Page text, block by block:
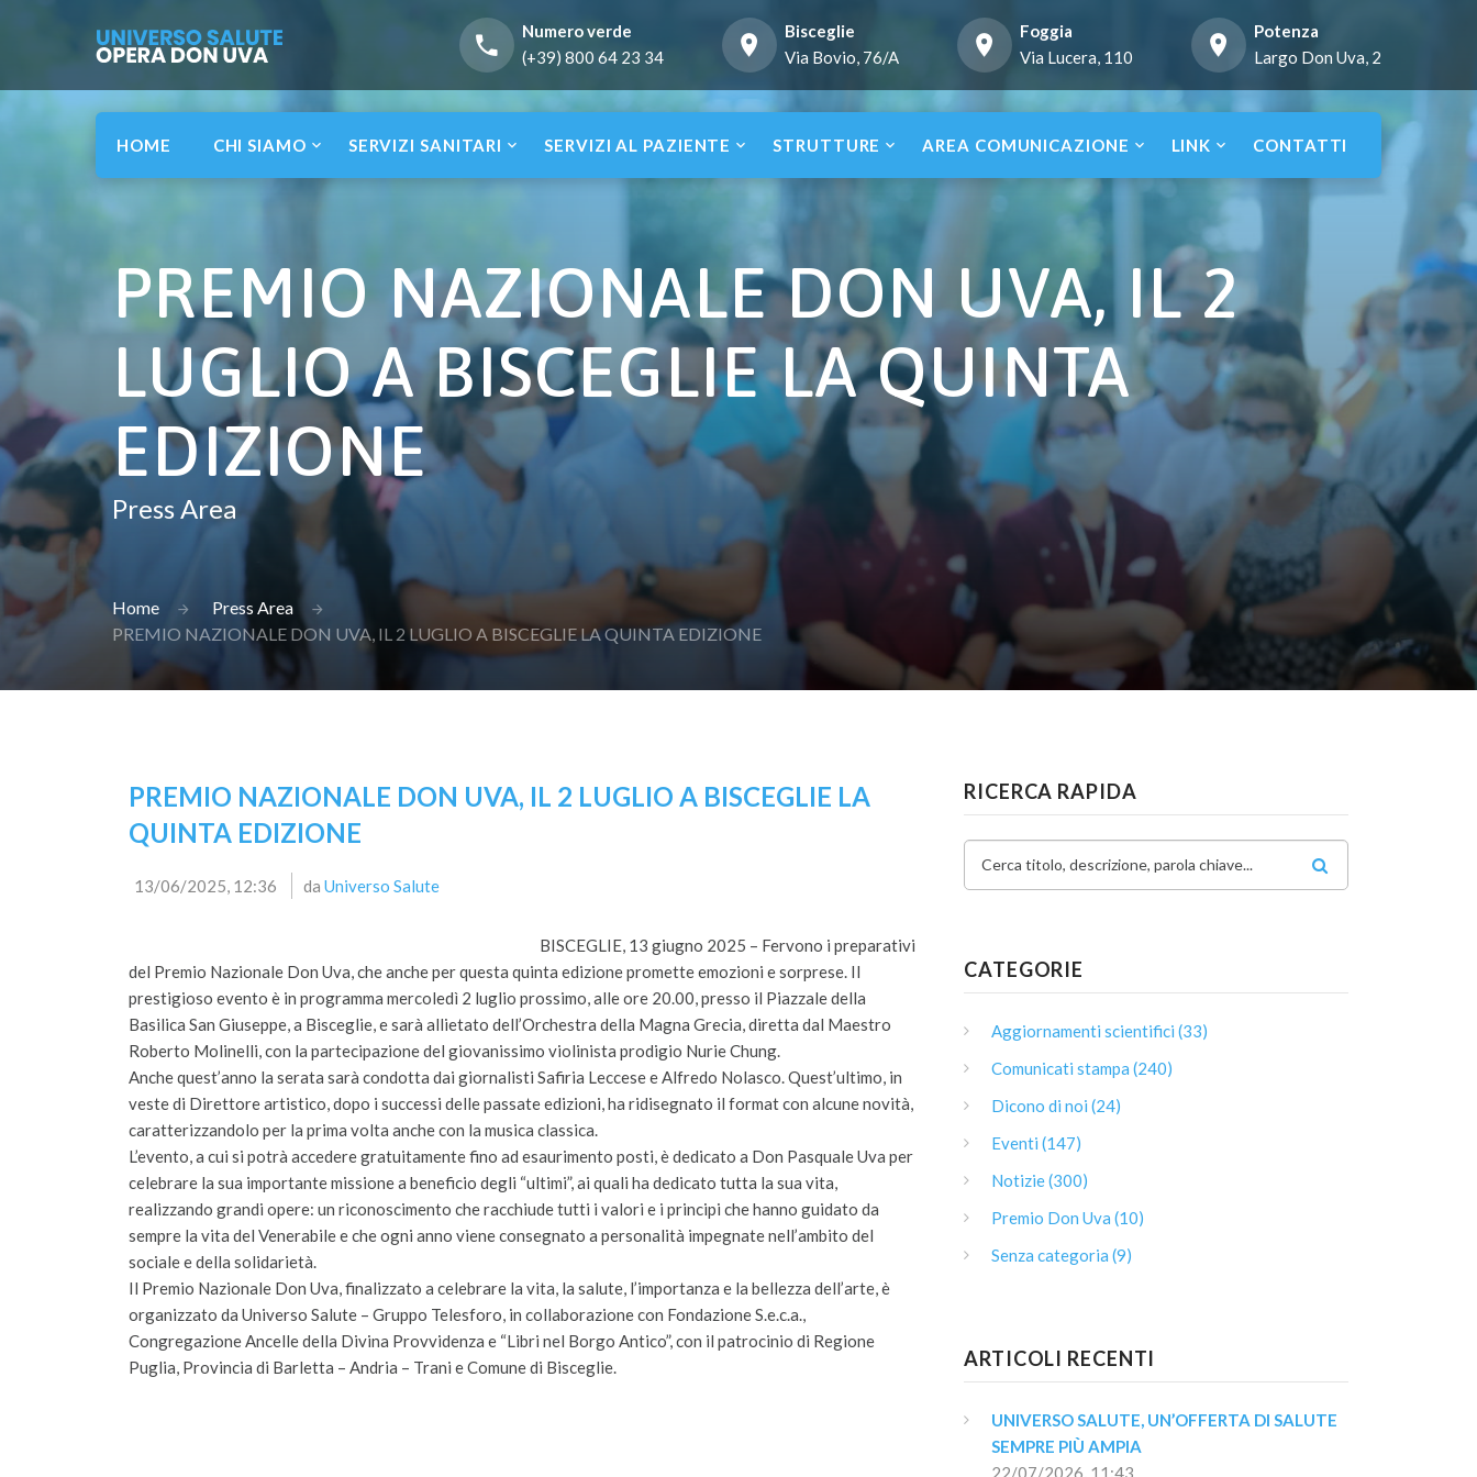
Numero verde
(+39) 800 64 23 34
Bisceglie
Via Bovio, 76/A
Foggia
Via Lucera, 110
Potenza
Largo Don Uva, 2
HOME CHI SIAMO SERVIZI SANITARI SERVIZI AL PAZIENTE STRUTTURE AREA COMUNICAZIONE LINK CONTATTI
PREMIO NAZIONALE DON UVA, IL 2
LUGLIO A BISCEGLIE LA QUINTA
EDIZIONE
Press Area
Home
Press Area
PREMIO NAZIONALE DON UVA, IL 2 LUGLIO A BISCEGLIE LA QUINTA EDIZIONE
PREMIO NAZIONALE DON UVA, IL 2 LUGLIO A BISCEGLIE LA
QUINTA EDIZIONE
13/06/2025, 12:36 da Universo Salute
BISCEGLIE, 13 giugno 2025 – Fervono i preparativi
del Premio Nazionale Don Uva, che anche per questa quinta edizione promette emozioni e sorprese. Il
prestigioso evento è in programma mercoledì 2 luglio prossimo, alle ore 20.00, presso il Piazzale della
Basilica San Giuseppe, a Bisceglie, e sarà allietato dell’Orchestra della Magna Grecia, diretta dal Maestro
Roberto Molinelli, con la partecipazione del giovanissimo violinista prodigio Nurie Chung.
Anche quest’anno la serata sarà condotta dai giornalisti Safiria Leccese e Alfredo Nolasco. Quest’ultimo, in
veste di Direttore artistico, dopo i successi delle passate edizioni, ha ridisegnato il format con alcune novità,
caratterizzandolo per la prima volta anche con la musica classica.
L’evento, a cui si potrà accedere gratuitamente fino ad esaurimento posti, è dedicato a Don Pasquale Uva per
celebrare la sua importante missione a beneficio degli “ultimi”, ai quali ha dedicato tutta la sua vita,
realizzando grandi opere: un riconoscimento che racchiude tutti i valori e i principi che hanno guidato da
sempre la vita del Venerabile e che ogni anno viene consegnato a personalità impegnate nell’ambito del
sociale e della solidarietà.
Il Premio Nazionale Don Uva, finalizzato a celebrare la vita, la salute, l’importanza e la bellezza dell’arte, è
organizzato da Universo Salute – Gruppo Telesforo, in collaborazione con Fondazione S.e.c.a.,
Congregazione Ancelle della Divina Provvidenza e “Libri nel Borgo Antico”, con il patrocinio di Regione
Puglia, Provincia di Barletta – Andria – Trani e Comune di Bisceglie.
RICERCA RAPIDA
Cerca titolo, descrizione, parola chiave...
CATEGORIE
Aggiornamenti scientifici (33)
Comunicati stampa (240)
Dicono di noi (24)
Eventi (147)
Notizie (300)
Premio Don Uva (10)
Senza categoria (9)
ARTICOLI RECENTI
UNIVERSO SALUTE, UN’OFFERTA DI SALUTE
SEMPRE PIÙ AMPIA
22/07/2026, 11:43